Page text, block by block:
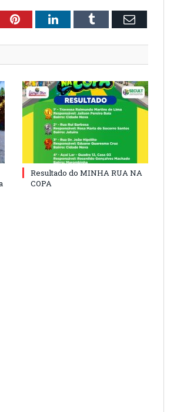
PinterestLinkedInTumblr Email
Resultado do MINHA RUA NA
COPA